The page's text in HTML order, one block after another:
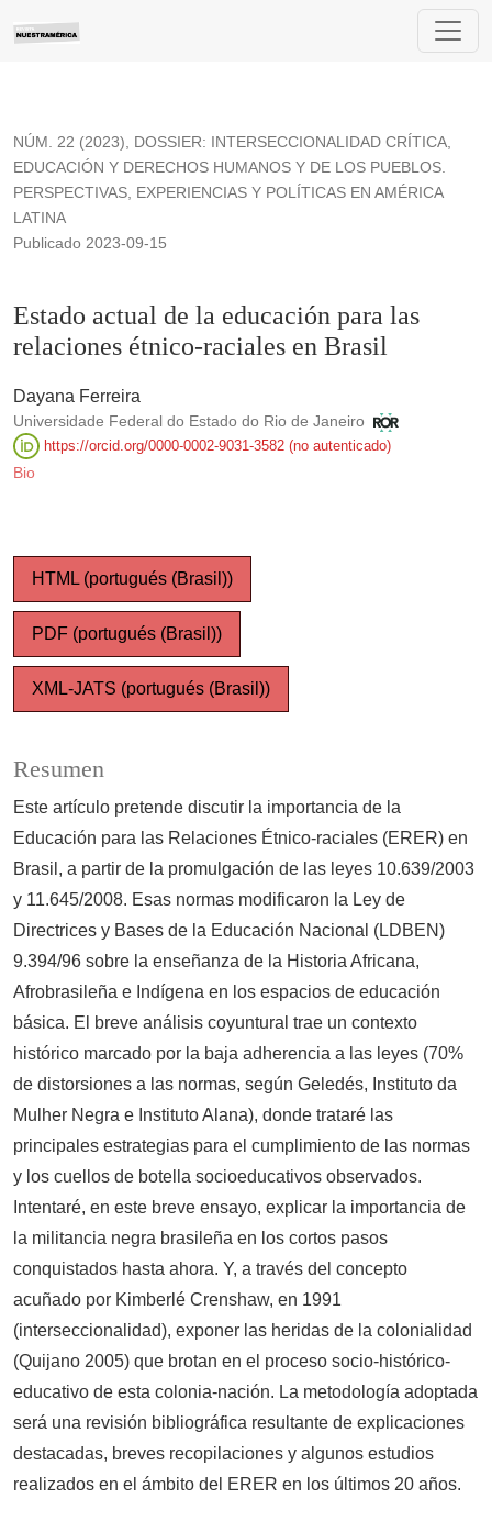
Estado actual de la educación para las relaciones étnico-
NÚM. 22 (2023), DOSSIER: INTERSECCIONALIDAD CRÍTICA,
EDUCACIÓN Y DERECHOS HUMANOS Y DE LOS PUEBLOS.
PERSPECTIVAS, EXPERIENCIAS Y POLÍTICAS EN AMÉRICA
LATINA
Estado actual de la educación para las
relaciones étnico-raciales en Brasil
Publicado 2023-09-15
Dayana Ferreira
Universidade Federal do Estado do Rio de Janeiro
https://orcid.org/0000-0002-9031-3582 (no autenticado)
Bio
HTML (portugués (Brasil))
PDF (portugués (Brasil))
XML-JATS (portugués (Brasil))
Resumen
Este artículo pretende discutir la importancia de la
Educación para las Relaciones Étnico-raciales (ERER) en
Brasil, a partir de la promulgación de las leyes 10.639/2003
y 11.645/2008. Esas normas modificaron la Ley de
Directrices y Bases de la Educación Nacional (LDBEN)
9.394/96 sobre la enseñanza de la Historia Africana,
Afrobrasileña e Indígena en los espacios de educación
básica. El breve análisis coyuntural trae un contexto
histórico marcado por la baja adherencia a las leyes (70%
de distorsiones a las normas, según Geledés, Instituto da
Mulher Negra e Instituto Alana), donde trataré las
principales estrategias para el cumplimiento de las normas
y los cuellos de botella socioeducativos observados.
Intentaré, en este breve ensayo, explicar la importancia de
la militancia negra brasileña en los cortos pasos
conquistados hasta ahora. Y, a través del concepto
acuñado por Kimberlé Crenshaw, en 1991
(interseccionalidad), exponer las heridas de la colonialidad
(Quijano 2005) que brotan en el proceso socio-histórico-
educativo de esta colonia-nación. La metodología adoptada
será una revisión bibliográfica resultante de explicaciones
destacadas, breves recopilaciones y algunos estudios
realizados en el ámbito del ERER en los últimos 20 años.